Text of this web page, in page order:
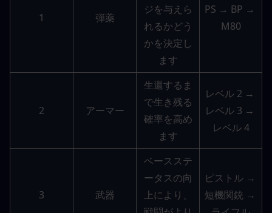
1 弾薬
ジを与えら
れるかどう
かを決定し
ます
PS → BP →
M80
2 アーマー
生還するま
で生き残る
確率を高め
ます
レベル 2 →
レベル 3 →
レベル 4
3 武器
ベースステ
ータスの向
上により、
ピストル →
短機関銃 →